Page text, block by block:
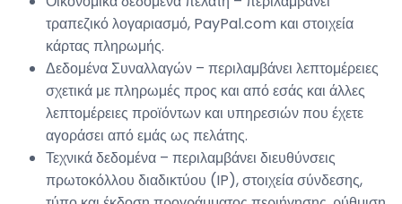
τραπεζικό λογαριασμό, PayPal.com και στοιχεία
κάρτας πληρωμής.
Δεδομένα Συναλλαγών – περιλαμβάνει λεπτομέρειες
σχετικά με πληρωμές προς και από εσάς και άλλες
λεπτομέρειες προϊόντων και υπηρεσιών που έχετε
αγοράσει από εμάς ως πελάτης.
Τεχνικά δεδομένα – περιλαμβάνει διευθύνσεις
πρωτοκόλλου διαδικτύου (IP), στοιχεία σύνδεσης,